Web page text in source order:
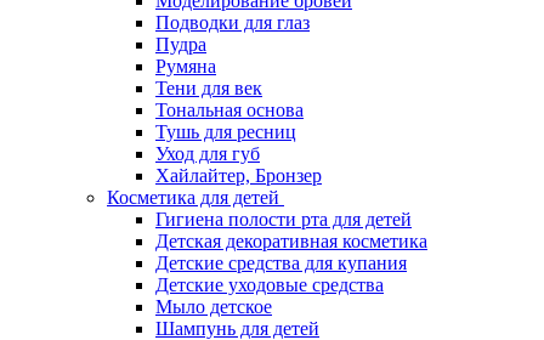
Подводки для глаз
Пудра
Румяна
Тени для век
Тональная основа
Тушь для ресниц
Уход для губ
Хайлайтер, Бронзер
Косметика для детей
Гигиена полости рта для детей
Детская декоративная косметика
Детские средства для купания
Детские уходовые средства
Мыло детское
Шампунь для детей